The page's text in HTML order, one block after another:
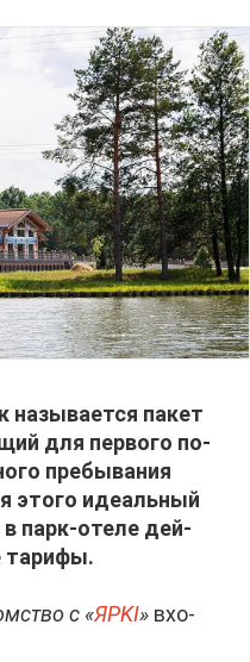
на­зы­ва­ет­ся па­кет
для пер­во­го по­
пре­бы­ва­ния
это­го иде­аль­ный
парк-оте­ле дей­
та­ри­фы.
с «ЯРKI» вхо­